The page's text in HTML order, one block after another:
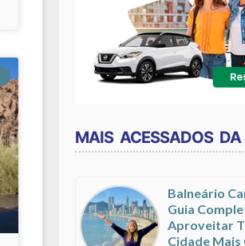
MAIS ACESSADOS
Balneário
Guia
Aproveitar
Cidade Mais